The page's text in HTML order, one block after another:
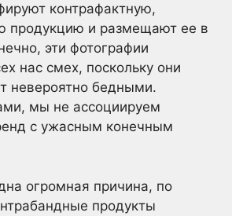
контрафактную,
продукцию и размещают ее в
эти фотографии
нас смех, поскольку они
невероятно бедными.
мы не ассоциируем
с ужасным конечным
огромная причина, по
продукты